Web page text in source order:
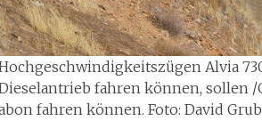
Alvia
fahren können, sollen
fahren können. Foto: David